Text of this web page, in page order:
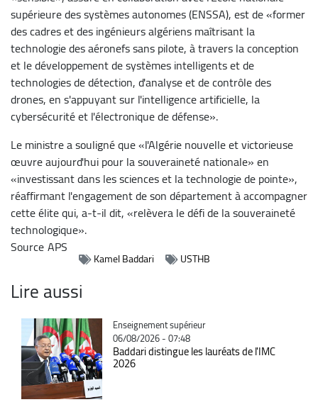
supérieure des systèmes autonomes (ENSSA), est de «former
des cadres et des ingénieurs algériens maîtrisant la
technologie des aéronefs sans pilote, à travers la conception
et le développement de systèmes intelligents et de
technologies de détection, d'analyse et de contrôle des
drones, en s'appuyant sur l'intelligence artificielle, la
cybersécurité et l'électronique de défense».
Le ministre a souligné que «l'Algérie nouvelle et victorieuse
œuvre aujourd'hui pour la souveraineté nationale» en
«investissant dans les sciences et la technologie de pointe»,
réaffirmant l'engagement de son département à accompagner
cette élite qui, a-t-il dit, «relèvera le défi de la souveraineté
technologique».
SourceAPS
Kamel Baddari USTHB
Lire aussi
Catégorie
Enseignement supérieur
06/08/2026 - 07:48
Baddari distingue les lauréats de l'IMC
2026